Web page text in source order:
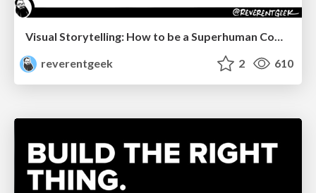
reverentgeek
2 610